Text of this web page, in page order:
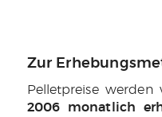
Zur
Pelletpreise
2006 monatlich